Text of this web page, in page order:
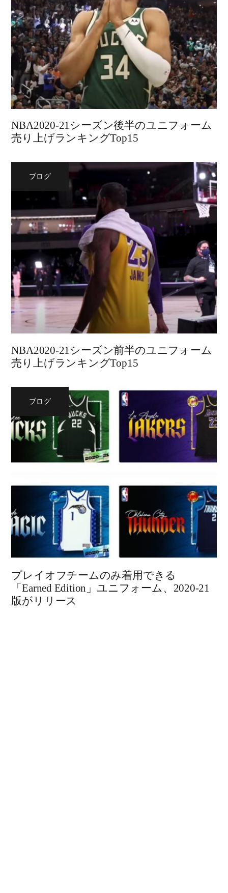
NBA2020-21シーズン後半のユニフォーム
売り上げランキングTop15
ブログ
NBA2020-21シーズン前半のユニフォーム
売り上げランキングTop15
ブログ
プレイオフチームのみ着用できる
「Earned Edition」ユニフォーム、2020-21
版がリリース